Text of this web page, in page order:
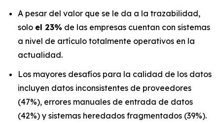
A pesar del valor que se le da a la trazabilidad,
solo el 23% de las empresas cuentan con sistemas
a nivel de artículo totalmente operativos en la
actualidad.
Los mayores desafíos para la calidad de los datos
incluyen datos inconsistentes de proveedores
(47%), errores manuales de entrada de datos
(42%) y sistemas heredados fragmentados (39%).